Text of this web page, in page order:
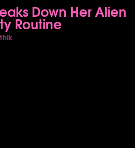
Down Her Alien
Routine